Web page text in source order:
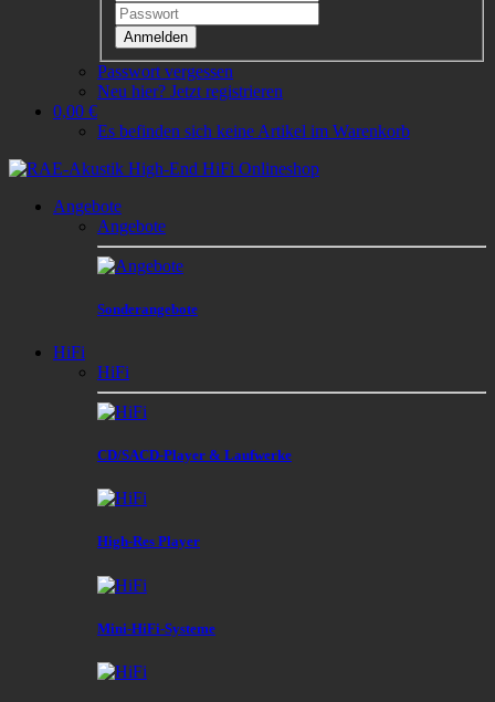
Anmelden
Passwort vergessen
Neu hier? Jetzt registrieren
0,00 €
Es befinden sich keine Artikel im Warenkorb
Angebote
Angebote
Sonderangebote
HiFi
HiFi
CD/SACD-Player & Laufwerke
High-Res Player
Mini-HiFi-Systeme